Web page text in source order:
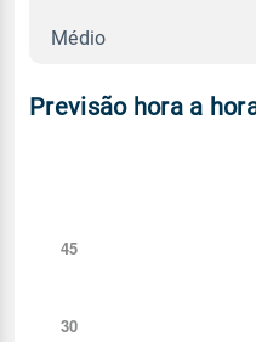
Médio
Previsão hora a